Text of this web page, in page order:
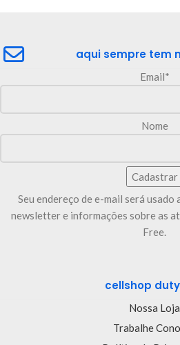
aqui sempre tem
Email*
Nome
Seu endereço de e-mail será usado
newsletter e informações sobre as
Free.
cellshop
Nossa Loja
Trabalhe